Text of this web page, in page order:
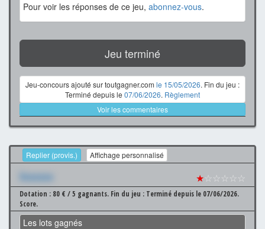
Pour voir les réponses de ce jeu, abonnez-vous.
Jeu terminé
Jeu-concours ajouté sur toutgagner.com le 15/05/2026. Fin du jeu :
Terminé depuis le 07/06/2026. Règlement
Voir les commentaires
Replier (provis.) Affichage personnalisé
Xxxxxxx ★☆☆☆☆☆
Dotation : 80 € / 5 gagnants. Fin du jeu : Terminé depuis le 07/06/2026.
Score.
Les lots gagnés